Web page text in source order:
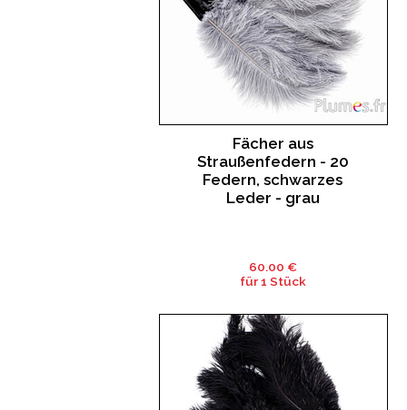
Fächer aus
Straußenfedern - 20
Federn, schwarzes
Leder - grau
60.00 €
für 1 Stück